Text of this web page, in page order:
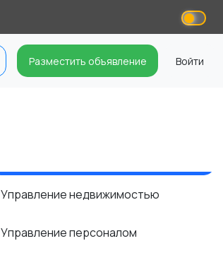
Разместить объявление Войти
Управление недвижимостью
Управление персоналом